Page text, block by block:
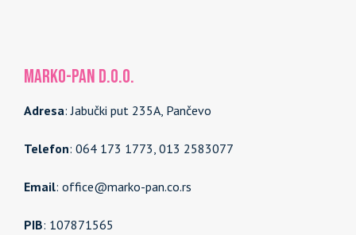
MARKO-PAN d.o.o.
Adresa: Jabučki put 235A, Pančevo
Telefon: 064 173 1773, 013 2583077
Email: office@marko-pan.co.rs
PIB: 107871565